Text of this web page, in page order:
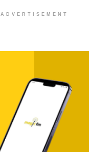
ADVERTISEMENT